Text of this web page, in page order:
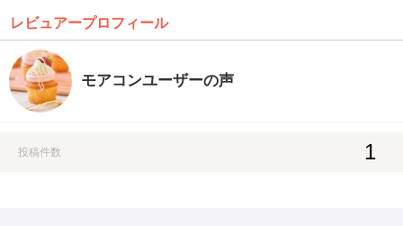
レビュアープロフィール
モアコンユーザーの声
投稿件数 1